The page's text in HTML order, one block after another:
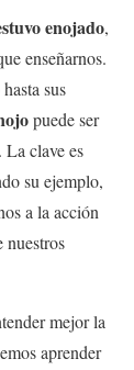
enojado,
enseñarnos.
sus
puede ser
La clave es
su ejemplo,
a la acción
nuestros
mejor la
aprender